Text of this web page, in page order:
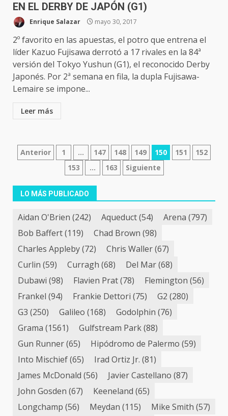
EN EL DERBY DE JAPÓN (G1)
Enrique Salazar mayo 30, 2017
2º favorito en las apuestas, el potro que entrena el
líder Kazuo Fujisawa derrotó a 17 rivales en la 84ª
versión del Tokyo Yushun (G1), el reconocido Derby
Japonés. Por 2ª semana en fila, la dupla Fujisawa-
Lemaire se impone...
Leer más
Navegación
entradas
Anterior 1 … 147 148 149 150 151
152
153
… 163 Siguiente
LO MÁS PUBLICADO
Aidan O'Brien (242) Aqueduct(54) Arena (797)
Bob Baffert(119) Chad Brown (98)
Charles Appleby(72) Chris Waller(67)
Curlin (59) Curragh (68) Del Mar(68)
Dubawi (98) Flavien Prat(78) Flemington (56)
Frankel (94) Frankie Dettori (75) G2 (280)
G3 (250) Galileo (168) Godolphin (76)
Grama (1561) Gulfstream Park(88)
Gun Runner(65) Hipódromo de Palermo (59)
Into Mischief(65) Irad Ortiz Jr. (81)
James McDonald (56) Javier Castellano (87)
John Gosden (67) Keeneland (65)
Longchamp (56) Meydan (115) Mike Smith (57)